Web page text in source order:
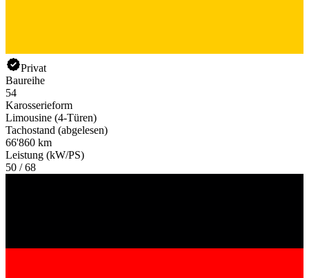
Privat
Baureihe
54
Karosserieform
Limousine (4-Türen)
Tachostand (abgelesen)
66'860 km
Leistung (kW/PS)
50 / 68